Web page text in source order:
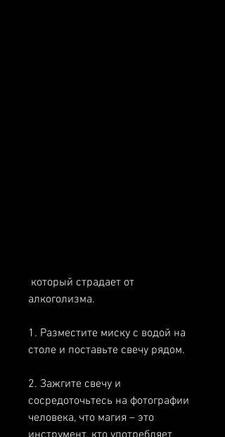
алкоголизма.
1. Разместите миску с водой на
столе и поставьте свечу рядом.
2. Зажгите свечу и
сосредоточьтесь на фотографии
человека, что магия – это